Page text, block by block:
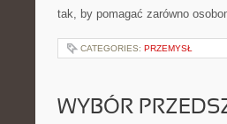
tak, by pomagać zarówno
CATEGORIES: PRZEMYSŁ
WYBÓR